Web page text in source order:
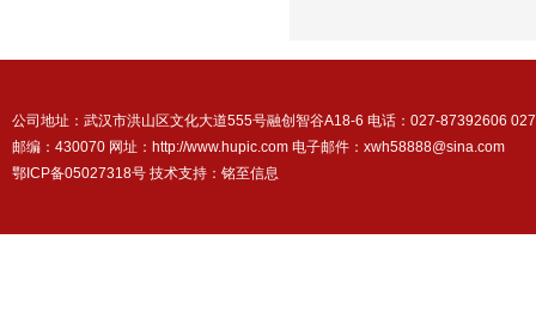
公司地址：武汉市洪山区文化大道555号融创智谷A18-6 电话：027-87392606
邮编：430070 网址：http://www.hupic.com 电子邮件：xwh58888@sina.com
鄂ICP备05027318号 技术支持： 铭至信息